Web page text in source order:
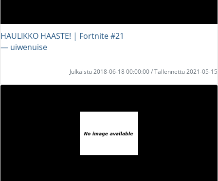
HAULIKKO HAASTE! | Fortnite #21
― uiwenuise
Julkaistu 2018-06-18 00:00:00 / Tallennettu 2021-05-15